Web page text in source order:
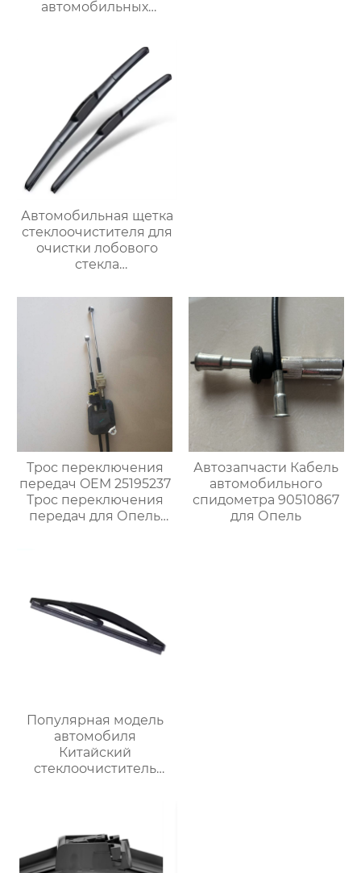
автомобильных
Автомобильная щетка
стеклоочистителя для
очистки лобового
стекла
многофункциональные
автомобильные щетки
стеклоочистителей
Трос переключения
передач OEM 25195237
Трос переключения
передач для Опель
Автозапчасти Кабель
автомобильного
спидометра 90510867
для Опель
Популярная модель
автомобиля
Китайский
стеклоочиститель
заднего
стеклоочистителя